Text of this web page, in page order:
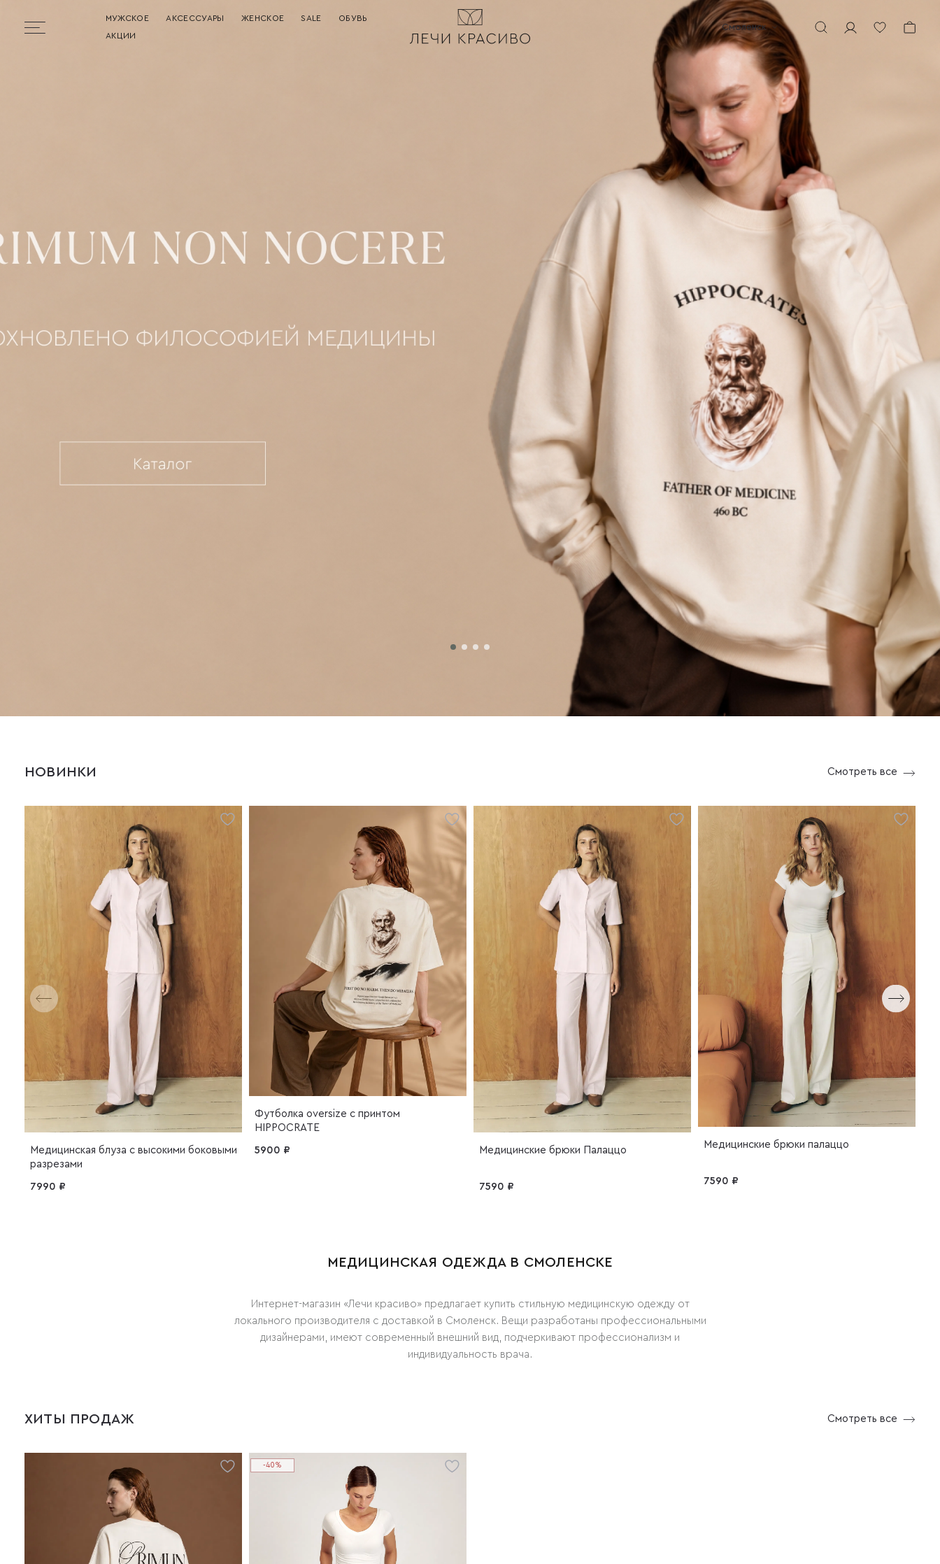
Бургер
МУЖСКОЕ АКСЕССУАРЫ ЖЕНСКОЕ SALE ОБУВЬ
АКЦИИ
Смоленск
НОВИНКИ Смотреть все
Медицинская блуза с высокими боковыми
разрезами
7990 ₽
Футболка oversize c принтом
HIPPOCRATE
5900 ₽ Медицинские брюки Палаццо
7590 ₽
Медицинские брюки палаццо
7590 ₽
МЕДИЦИНСКАЯ ОДЕЖДА В СМОЛЕНСКЕ
Интернет-магазин «‎Лечи красиво» предлагает купить стильную медицинскую одежду от
локального производителя с доставкой в Смоленск. Вещи разработаны профессиональными
дизайнерами, имеют современный внешний вид, подчеркивают профессионализм и
индивидуальность врача.
ХИТЫ ПРОДАЖ Смотреть все
-40%